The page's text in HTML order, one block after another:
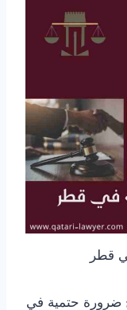
قطر
ضرورة حتمية في